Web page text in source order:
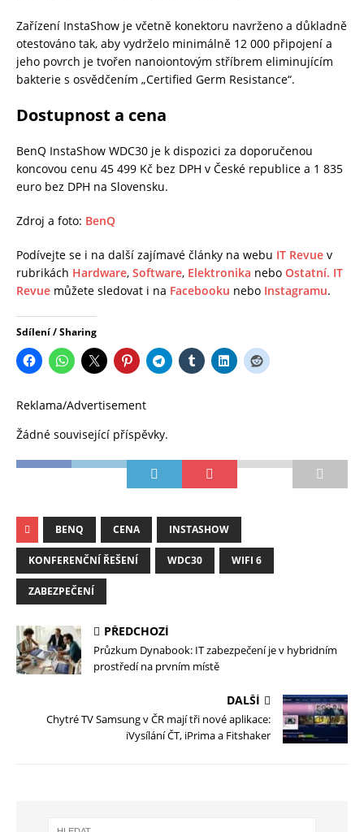
Zařízení InstaShow je včetně konektoru navrženo a důkladně
otestováno tak, aby vydrželo minimálně 12 000 připojení a
jeho povrch je tvořen nanoiontovým stříbrem eliminujícím
bakterie s osvědčením „Certified Germ Resistance“.
Dostupnost a cena
BenQ InstaShow WDC30 je k dispozici za doporučenou
koncovou cenu 45 499 Kč bez DPH v České republice a 1 835
euro bez DPH na Slovensku.
Zdroj a foto: BenQ
Podívejte se i na další zajímavé články na webu IT Revue v
rubrikách Hardware, Software, Elektronika nebo Ostatní. IT
Revue můžete sledovat i na Facebooku nebo Instagramu.
Sdílení / Sharing
Reklama/Advertisement
Žádné související příspěvky.
BENQ CENA INSTASHOW
KONFERENČNÍ ŘEŠENÍ WDC30 WIFI 6
ZABEZPEČENÍ
PŘEDCHOZÍ
Průzkum Dynabook: IT zabezpečení je v hybridním
prostředí na prvním místě
DALŠÍ
Chytré TV Samsung v ČR mají tři nové aplikace:
iVysílání ČT, iPrima a Fitshaker